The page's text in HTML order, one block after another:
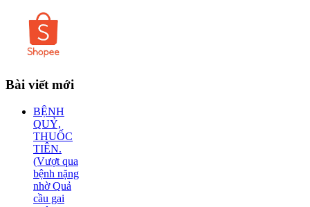
Bài viết mới
BỆNH
QUỶ,
THUỐC
TIÊN.
(Vượt qua
bệnh nặng
nhờ Quả
cầu gai